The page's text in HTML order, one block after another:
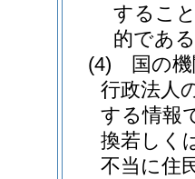
するこ
的であ
(4)
国の
行政法人
する情報
換若しく
不当に住